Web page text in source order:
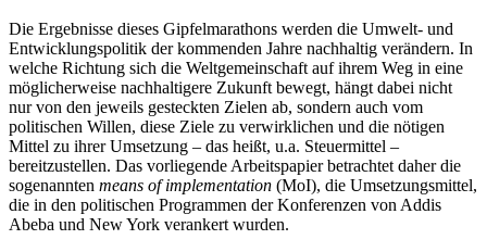
Die Ergebnisse dieses Gipfelmarathons werden die Umwelt- und
Entwicklungspolitik der kommenden Jahre nachhaltig verändern. In
welche Richtung sich die Weltgemeinschaft auf ihrem Weg in eine
möglicherweise nachhaltigere Zukunft bewegt, hängt dabei nicht
nur von den jeweils gesteckten Zielen ab, sondern auch vom
politischen Willen, diese Ziele zu verwirklichen und die nötigen
Mittel zu ihrer Umsetzung – das heißt, u.a. Steuermittel –
bereitzustellen. Das vorliegende Arbeitspapier betrachtet daher die
sogenannten means of implementation (MoI), die Umsetzungsmittel,
die in den politischen Programmen der Konferenzen von Addis
Abeba und New York verankert wurden.